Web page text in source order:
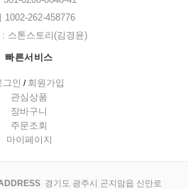
1002-262-458776
스톤스토리(김경윤)
빠른서비스
그인 / 회원가입
관심상품
장바구니
주문조회
마이페이지
경기도 광주시 곤지암읍 신만로